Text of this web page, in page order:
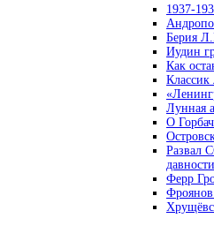
1937-
Берия
Иудин
Как
Лунная
О
Развал
давности
Ферр